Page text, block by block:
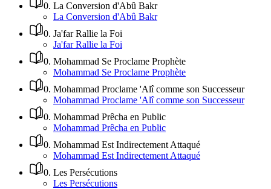
0. La Conversion d'Abû Bakr
La Conversion d'Abû Bakr
0. Ja'far Rallie la Foi
Ja'far Rallie la Foi
0. Mohammad Se Proclame Prophète
Mohammad Se Proclame Prophète
0. Mohammad Proclame 'Alî comme son Successeur
Mohammad Proclame 'Alî comme son Successeur
0. Mohammad Prêcha en Public
Mohammad Prêcha en Public
0. Mohammad Est Indirectement Attaqué
Mohammad Est Indirectement Attaqué
0. Les Persécutions
Les Persécutions